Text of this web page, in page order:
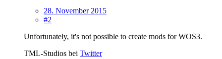
28. November 2015
#2
Unfortunately, it's not possible to create mods for WOS3.
TML-Studios bei Twitter